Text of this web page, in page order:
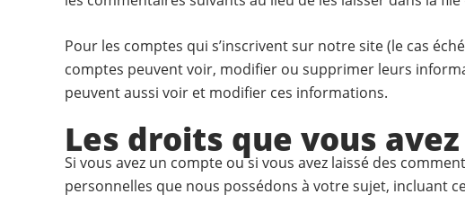
Pour les comptes qui s’inscrivent sur notre site (le cas
comptes peuvent voir, modifier ou supprimer leurs
peuvent aussi voir et modifier ces informations.
Les droits que vous
Si vous avez un compte ou si vous avez laissé des
personnelles que nous possédons à votre sujet, incluant